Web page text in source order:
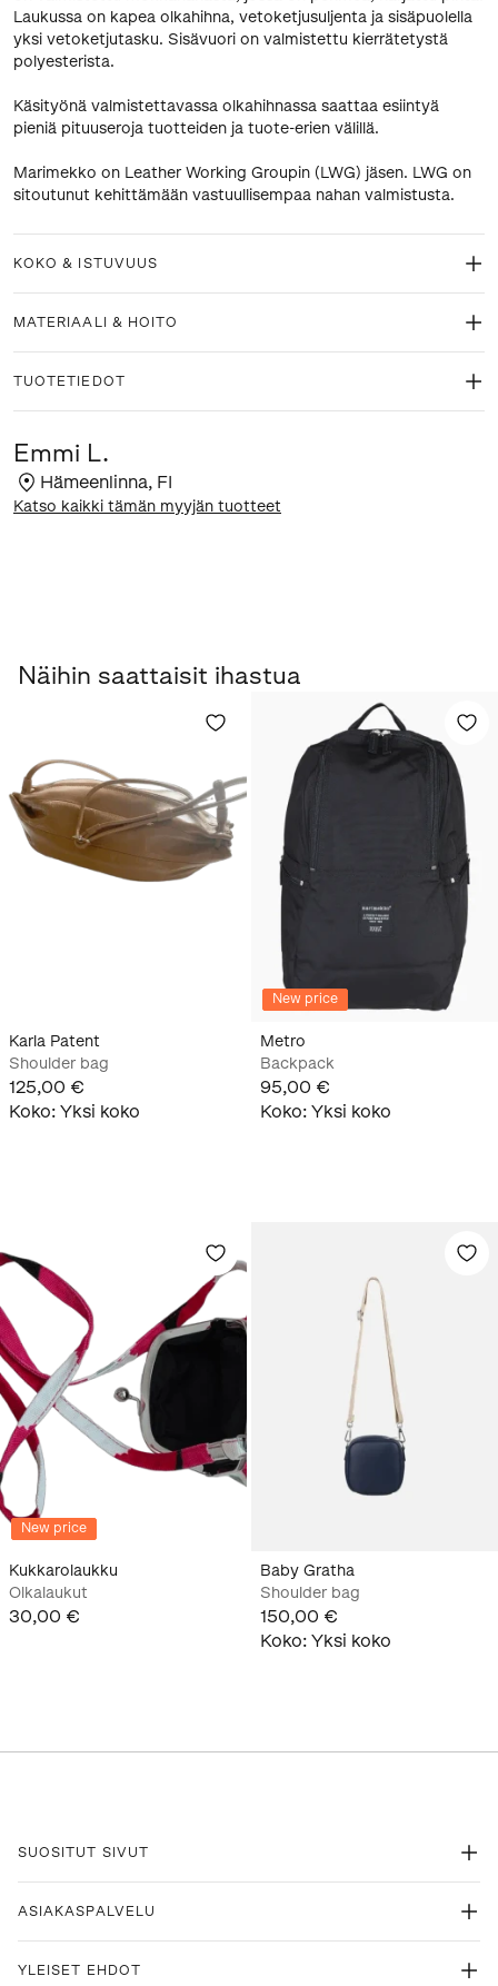
Laukussa on kapea olkahihna, vetoketjusuljenta ja sisäpuolella
yksi vetoketjutasku. Sisävuori on valmistettu kierrätetystä
polyesterista.
Käsityönä valmistettavassa olkahihnassa saattaa esiintyä
pieniä pituuseroja tuotteiden ja tuote-erien välillä.
Marimekko on Leather Working Groupin (LWG) jäsen. LWG on
sitoutunut kehittämään vastuullisempaa nahan valmistusta.
KOKO & ISTUVUUS
MATERIAALI & HOITO
TUOTETIEDOT
Emmi L.
Hämeenlinna, FI
Katso kaikki tämän myyjän tuotteet
Näihin saattaisit ihastua
Karla Patent
Shoulder bag
125,00 €
Koko: Yksi koko
New price
Metro
Backpack
95,00 €
Koko: Yksi koko
New price
Kukkarolaukku
Olkalaukut
30,00 €
Baby Gratha
Shoulder bag
150,00 €
Koko: Yksi koko
SUOSITUT SIVUT
ASIAKASPALVELU
YLEISET EHDOT